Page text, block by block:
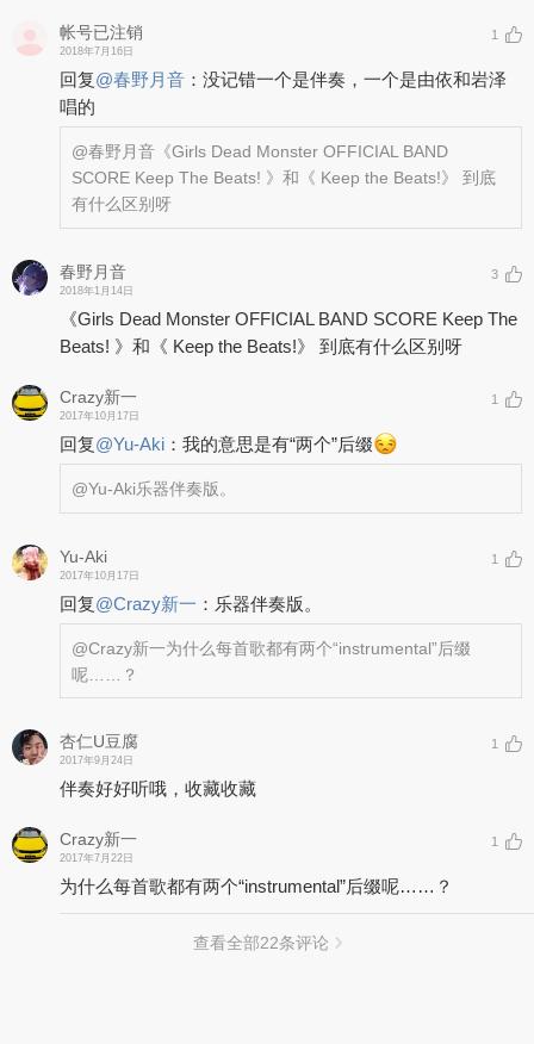
帐号已注销
2018年7月16日
1
回复@春野月音 ： 没记错一个是伴奏，一个是由依和岩泽
唱的
@春野月音 《Girls Dead Monster OFFICIAL BAND
SCORE Keep The Beats! 》和《 Keep the Beats!》 到底
有什么区别呀
春野月音
2018年1月14日
3
《Girls Dead Monster OFFICIAL BAND SCORE Keep The
Beats! 》和《 Keep the Beats!》 到底有什么区别呀
Crazy新一
2017年10月17日
1
回复@Yu-Aki ： 我的意思是有“两个”后缀
@Yu-Aki乐器伴奏版。
Yu-Aki
2017年10月17日
1
回复@Crazy新一 ： 乐器伴奏版。
@Crazy新一为什么每首歌都有两个“instrumental”后缀
呢……？
杏仁U豆腐
2017年9月24日
1
伴奏好好听哦，收藏收藏
Crazy新一
2017年7月22日
1
为什么每首歌都有两个“instrumental”后缀呢……？
查看全部22条评论